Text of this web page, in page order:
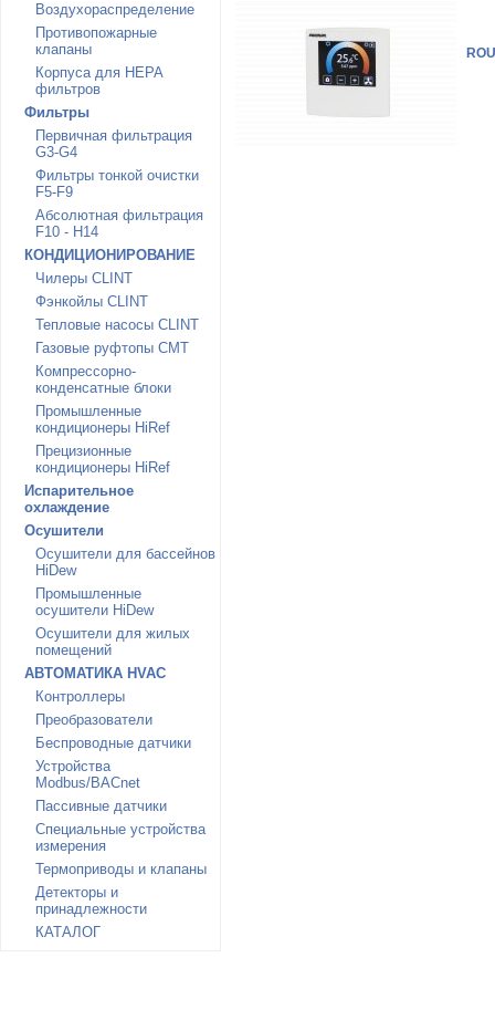
Воздухораспределение
Противопожарные
клапаны
Корпуса для HEPA
фильтров
Фильтры
Первичная фильтрация
G3-G4
Фильтры тонкой очистки
F5-F9
Абсолютная фильтрация
F10 - H14
КОНДИЦИОНИРОВАНИЕ
Чилеры CLINT
Фэнкойлы CLINT
Тепловые насосы CLINT
Газовые руфтопы CMT
Компрессорно-
конденсатные блоки
Промышленные
кондиционеры HiRef
Прецизионные
кондиционеры HiRef
Испарительное
охлаждение
Осушители
Осушители для бассейнов
HiDew
Промышленные
осушители HiDew
Осушители для жилых
помещений
АВТОМАТИКА HVAC
Контроллеры
Преобразователи
Беспроводные датчики
Устройства
Modbus/BACnet
Пассивные датчики
Специальные устройства
измерения
Термоприводы и клапаны
Детекторы и
принадлежности
КАТАЛОГ
ROU